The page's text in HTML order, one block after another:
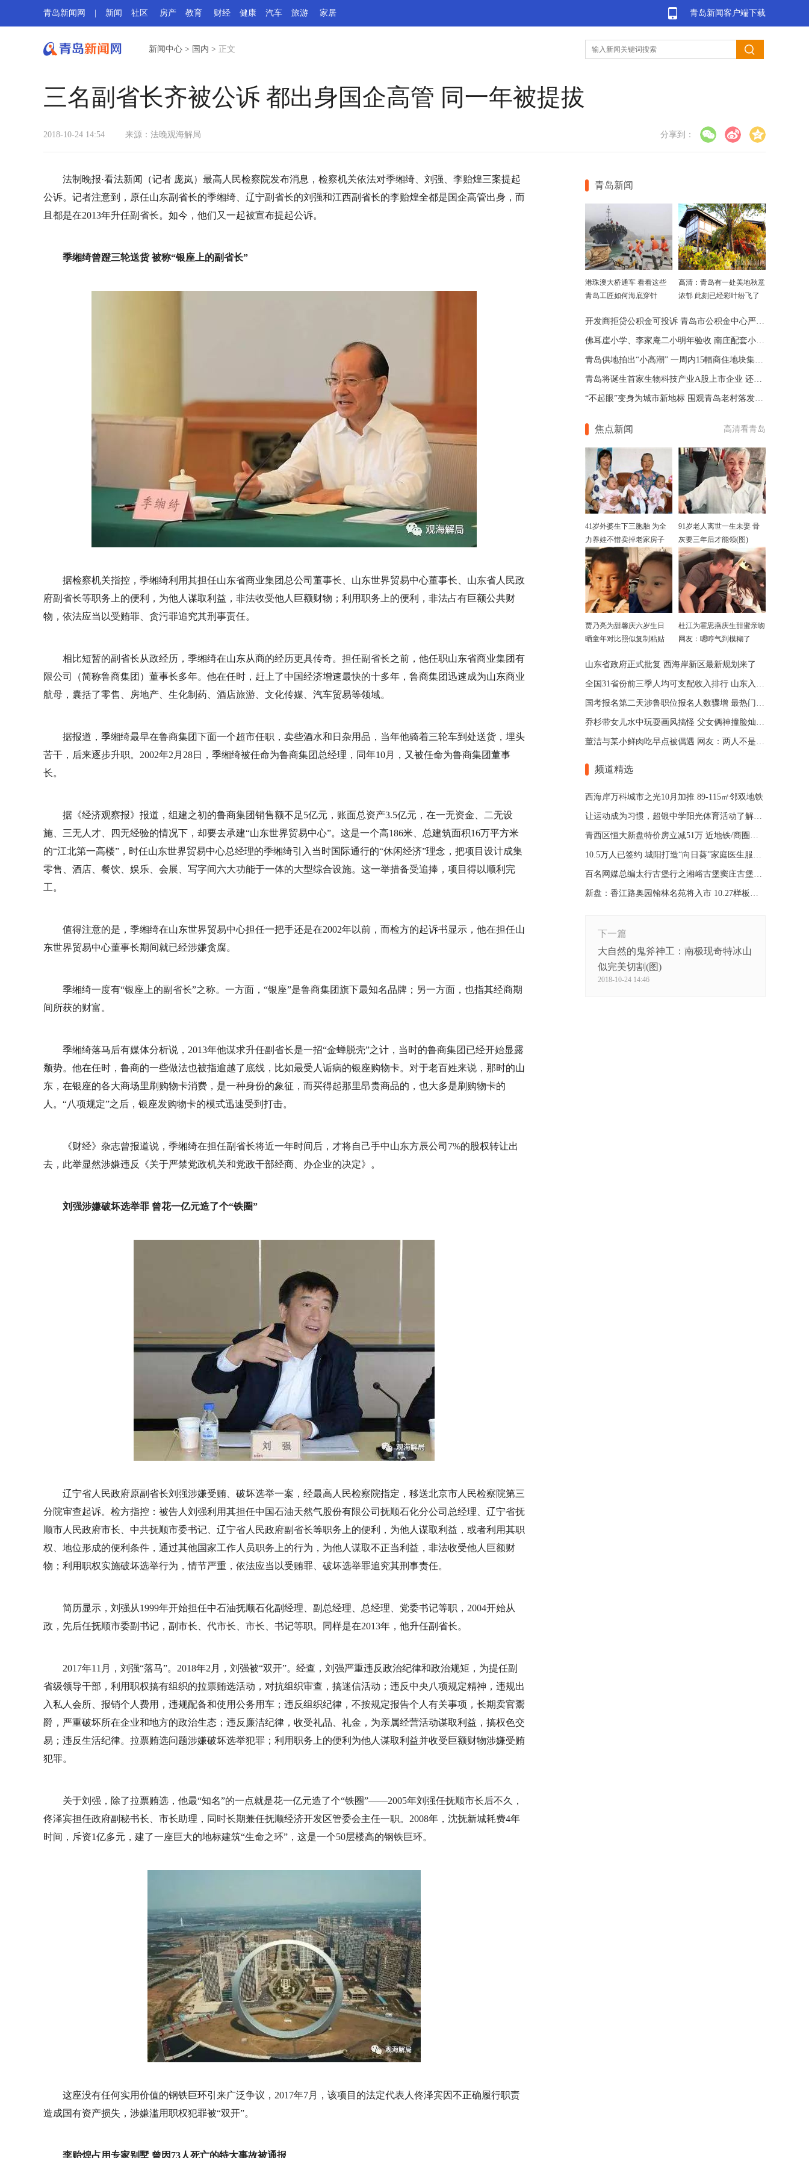
青岛新闻客户端下载
青岛新闻网 新闻 社区 房产 教育 财经 健康 汽车 旅游 家居
新闻中心 > 国内 > 正文
三名副省长齐被公诉 都出身国企高管 同一年被提拔
2018-10-24 14:54 来源：法晚观海解局 分享到：
法制晚报·看法新闻（记者 庞岚）最高人民检察院发布消息，检察机关依法对季缃绮、刘强、李贻煌三案提起
公诉。记者注意到，原任山东副省长的季缃绮、辽宁副省长的刘强和江西副省长的李贻煌全都是国企高管出身，而
且都是在2013年升任副省长。如今，他们又一起被宣布提起公诉。
季缃绮曾蹬三轮送货 被称“银座上的副省长”
据检察机关指控，季缃绮利用其担任山东省商业集团总公司董事长、山东世界贸易中心董事长、山东省人民政
府副省长等职务上的便利，为他人谋取利益，非法收受他人巨额财物；利用职务上的便利，非法占有巨额公共财
物，依法应当以受贿罪、贪污罪追究其刑事责任。
相比短暂的副省长从政经历，季缃绮在山东从商的经历更具传奇。担任副省长之前，他任职山东省商业集团有
限公司（简称鲁商集团）董事长多年。他在任时，赶上了中国经济增速最快的十多年，鲁商集团迅速成为山东商业
航母，囊括了零售、房地产、生化制药、酒店旅游、文化传媒、汽车贸易等领域。
据报道，季缃绮最早在鲁商集团下面一个超市任职，卖些酒水和日杂用品，当年他骑着三轮车到处送货，埋头
苦干，后来逐步升职。2002年2月28日，季缃绮被任命为鲁商集团总经理，同年10月，又被任命为鲁商集团董事
长。
据《经济观察报》报道，组建之初的鲁商集团销售额不足5亿元，账面总资产3.5亿元，在一无资金、二无设
施、三无人才、四无经验的情况下，却要去承建“山东世界贸易中心”。这是一个高186米、总建筑面积16万平方米
的“江北第一高楼”，时任山东世界贸易中心总经理的季缃绮引入当时国际通行的“休闲经济”理念，把项目设计成集
零售、酒店、餐饮、娱乐、会展、写字间六大功能于一体的大型综合设施。这一举措备受追捧，项目得以顺利完
工。
值得注意的是，季缃绮在山东世界贸易中心担任一把手还是在2002年以前，而检方的起诉书显示，他在担任山
东世界贸易中心董事长期间就已经涉嫌贪腐。
季缃绮一度有“银座上的副省长”之称。一方面，“银座”是鲁商集团旗下最知名品牌；另一方面，也指其经商期
间所获的财富。
季缃绮落马后有媒体分析说，2013年他谋求升任副省长是一招“金蝉脱壳”之计，当时的鲁商集团已经开始显露
颓势。他在任时，鲁商的一些做法也被指逾越了底线，比如最受人诟病的银座购物卡。对于老百姓来说，那时的山
东，在银座的各大商场里刷购物卡消费，是一种身份的象征，而买得起那里昂贵商品的，也大多是刷购物卡的
人。“八项规定”之后，银座发购物卡的模式迅速受到打击。
《财经》杂志曾报道说，季缃绮在担任副省长将近一年时间后，才将自己手中山东方辰公司7%的股权转让出
去，此举显然涉嫌违反《关于严禁党政机关和党政干部经商、办企业的决定》。
刘强涉嫌破坏选举罪 曾花一亿元造了个“铁圈”
辽宁省人民政府原副省长刘强涉嫌受贿、破坏选举一案，经最高人民检察院指定，移送北京市人民检察院第三
分院审查起诉。检方指控：被告人刘强利用其担任中国石油天然气股份有限公司抚顺石化分公司总经理、辽宁省抚
顺市人民政府市长、中共抚顺市委书记、辽宁省人民政府副省长等职务上的便利，为他人谋取利益，或者利用其职
权、地位形成的便利条件，通过其他国家工作人员职务上的行为，为他人谋取不正当利益，非法收受他人巨额财
物；利用职权实施破坏选举行为，情节严重，依法应当以受贿罪、破坏选举罪追究其刑事责任。
简历显示，刘强从1999年开始担任中石油抚顺石化副经理、副总经理、总经理、党委书记等职，2004开始从
政，先后任抚顺市委副书记，副市长、代市长、市长、书记等职。同样是在2013年，他升任副省长。
2017年11月，刘强“落马”。2018年2月，刘强被“双开”。经查，刘强严重违反政治纪律和政治规矩，为提任副
省级领导干部，利用职权搞有组织的拉票贿选活动，对抗组织审查，搞迷信活动；违反中央八项规定精神，违规出
入私人会所、报销个人费用，违规配备和使用公务用车；违反组织纪律，不按规定报告个人有关事项，长期卖官鬻
爵，严重破坏所在企业和地方的政治生态；违反廉洁纪律，收受礼品、礼金，为亲属经营活动谋取利益，搞权色交
易；违反生活纪律。拉票贿选问题涉嫌破坏选举犯罪；利用职务上的便利为他人谋取利益并收受巨额财物涉嫌受贿
犯罪。
关于刘强，除了拉票贿选，他最“知名”的一点就是花一亿元造了个“铁圈”——2005年刘强任抚顺市长后不久，
佟泽宾担任政府副秘书长、市长助理，同时长期兼任抚顺经济开发区管委会主任一职。2008年，沈抚新城耗费4年
时间，斥资1亿多元，建了一座巨大的地标建筑“生命之环”，这是一个50层楼高的钢铁巨环。
这座没有任何实用价值的钢铁巨环引来广泛争议，2017年7月，该项目的法定代表人佟泽宾因不正确履行职责
造成国有资产损失，涉嫌滥用职权犯罪被“双开”。
李贻煌占用专家别墅 曾因73人死亡的特大事故被通报
青岛新闻
港珠澳大桥通车 看看这些
青岛工匠如何海底穿针
高清：青岛有一处美地秋意
浓郁 此刻已经彩叶纷飞了
开发商拒贷公积金可投诉 青岛市公积金中心严惩拒贷行为
佛耳崖小学、李家庵二小明年验收 南庄配套小学竣工收尾
青岛供地拍出“小高潮” 一周内15幅商住地块集中上市
青岛将诞生首家生物科技产业A股上市企业 还有7家在排队
“不起眼”变身为城市新地标 围观青岛老村落发展巨变
焦点新闻 高清看青岛
41岁外婆生下三胞胎 为全
力养娃不惜卖掉老家房子
91岁老人离世一生未娶 骨
灰要三年后才能领(图)
贾乃亮为甜馨庆六岁生日
晒童年对比照似复制粘贴
杜江为霍思燕庆生甜蜜亲吻
网友：嗯哼气到模糊了
山东省政府正式批复 西海岸新区最新规划来了
全国31省份前三季人均可支配收入排行 山东入前十
国考报名第二天涉鲁职位报名人数骤增 最热门岗位173：1
乔杉带女儿水中玩耍画风搞怪 父女俩神撞脸灿笑超温馨
董洁与某小鲜肉吃早点被偶遇 网友：两人不是在拍戏
频道精选
西海岸万科城市之光10月加推 89-115㎡邻双地铁
让运动成为习惯，超银中学阳光体育活动了解一下！
青西区恒大新盘特价房立减51万 近地铁/商圈不限购
10.5万人已签约 城阳打造“向日葵”家庭医生服务品牌
百名网媒总编太行古堡行之湘峪古堡窦庄古堡柳氏民居
新盘：香江路奥园翰林名苑将入市 10.27样板间开放
下一篇
大自然的鬼斧神工：南极现奇特冰山
似完美切割(图)
2018-10-24 14:46